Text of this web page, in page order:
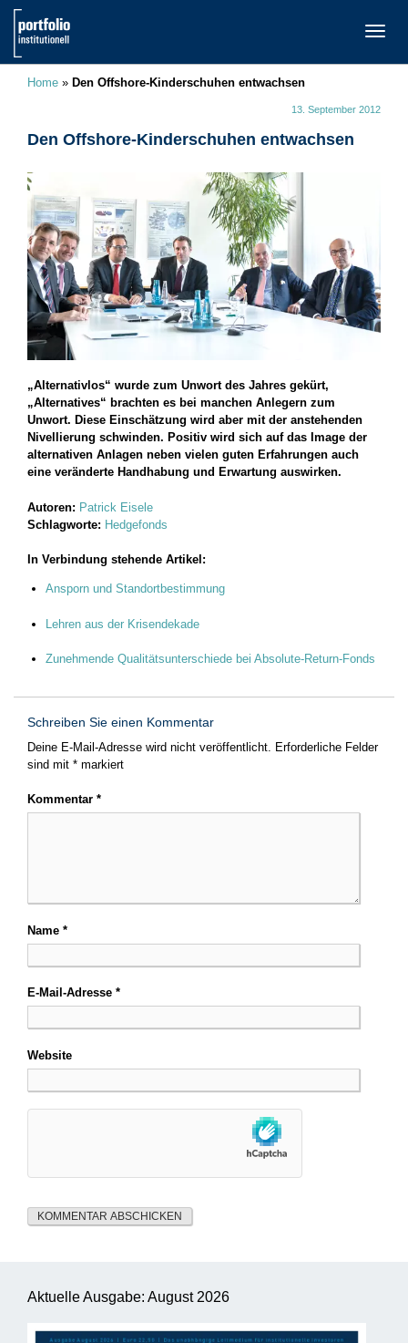
Home » Den Offshore-Kinderschuhen entwachsen
13. September 2012
Den Offshore-Kinderschuhen entwachsen
„Alternativlos“ wurde zum Unwort des Jahres gekürt,
„Alternatives“ brachten es bei manchen Anlegern zum
Unwort. Diese Einschätzung wird aber mit der anstehenden
Nivellierung schwinden. Positiv wird sich auf das Image der
alternativen Anlagen neben vielen guten Erfahrungen auch
eine veränderte Handhabung und Erwartung auswirken.
Autoren: Patrick Eisele
Schlagworte: Hedgefonds
In Verbindung stehende Artikel:
Ansporn und Standortbestimmung
Lehren aus der Krisendekade
Zunehmende Qualitätsunterschiede bei Absolute-Return-Fonds
Schreiben Sie einen Kommentar
Deine E-Mail-Adresse wird nicht veröffentlicht.
Erforderliche Felder
sind mit * markiert
Kommentar *
Name *
E-Mail-Adresse *
Website
Aktuelle Ausgabe: August 2026